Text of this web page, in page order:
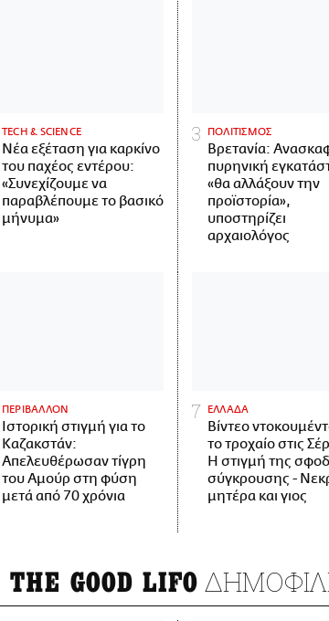
ΤECH & SCIENCE
Νέα εξέταση για καρκίνο
του παχέος εντέρου:
«Συνεχίζουμε να
παραβλέπουμε το βασικό
μήνυμα»
ΠΟΛΙΤΙΣΜΟΣ
Βρετανία:
πυρηνική
«θα αλλάξουν την
προϊστορία»,
υποστηρίζει
αρχαιολόγος
ΠΕΡΙΒΑΛΛΟΝ
Ιστορική στιγμή για το
Καζακστάν:
Απελευθέρωσαν τίγρη
του Αμούρ στη φύση
μετά από 70 χρόνια
ΕΛΛΑΔΑ
Βίντεο
το τροχαίο στις
Η στιγμή της
σύγκρουσης -
μητέρα και γιος
THE GOOD LIFO